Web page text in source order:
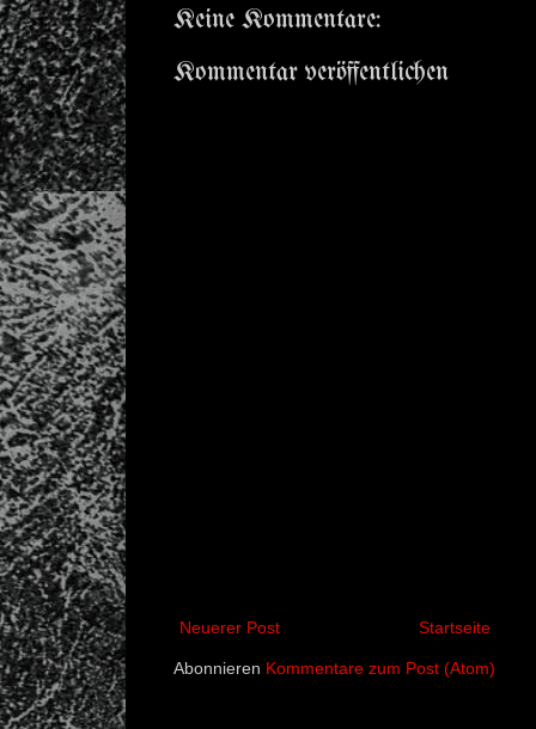
Keine Kommentare:
Kommentar veröffentlichen
Neuerer Post Startseite
Abonnieren Kommentare zum Post (Atom)